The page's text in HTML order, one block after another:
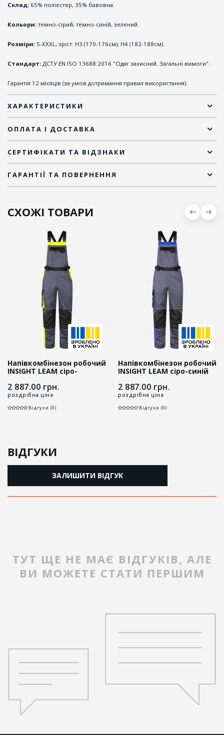
Склад: 65% поліестер, 35% бавовна.
Кольори: темно-сірий, темно-синій, зелений.
Розміри: S-XXXL, зріст: H3 (170-176см); H4 (182-188см).
Стандарт: ДСТУ EN ISO 13688:2016 "Одяг захисний. Загальні вимоги".
Гарантія 12 місяців (за умов дотримання правил використання).
ХАРАКТЕРИСТИКИ
ОПЛАТА І ДОСТАВКА
СЕРТИФІКАТИ ТА ВІДЗНАКИ
ГАРАНТІЇ ТА ПОВЕРНЕННЯ
СХОЖІ ТОВАРИ
Напівкомбінезон робочий
INSIGHT LEAM сіро-
2 887.00 грн.
роздрібна ціна
Відгуки (0)
Напівкомбінезон робочий
INSIGHT LEAM сіро-синій
2 887.00 грн.
роздрібна ціна
Відгуки (0)
ВІДГУКИ
ЗАЛИШИТИ ВІДГУК
ТУТ ЩЕ НЕ МАЄ ВІДГУКІВ, АЛЕ
ВИ МОЖЕТЕ СТАТИ ПЕРШИМ